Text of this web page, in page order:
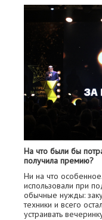
На что были бы
получила премию?
Ни на что
использовали при
обычные нужды:
техники и всего
устраивать